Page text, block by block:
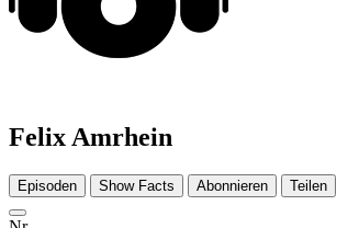
Felix Amrhein
Episoden Show Facts Abonnieren Teilen